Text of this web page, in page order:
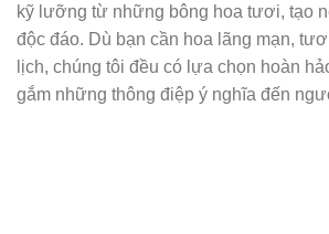
kỹ lưỡng từ những bông hoa tươi, tạo
độc đáo. Dù bạn cần hoa lãng mạn,
lịch, chúng tôi đều có lựa chọn hoàn
gắm những thông điệp ý nghĩa đến